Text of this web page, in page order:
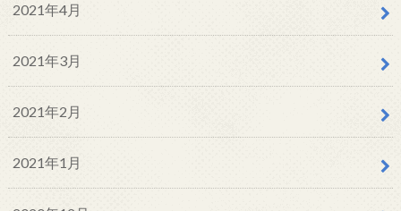
2021年4月
2021年3月
2021年2月
2021年1月